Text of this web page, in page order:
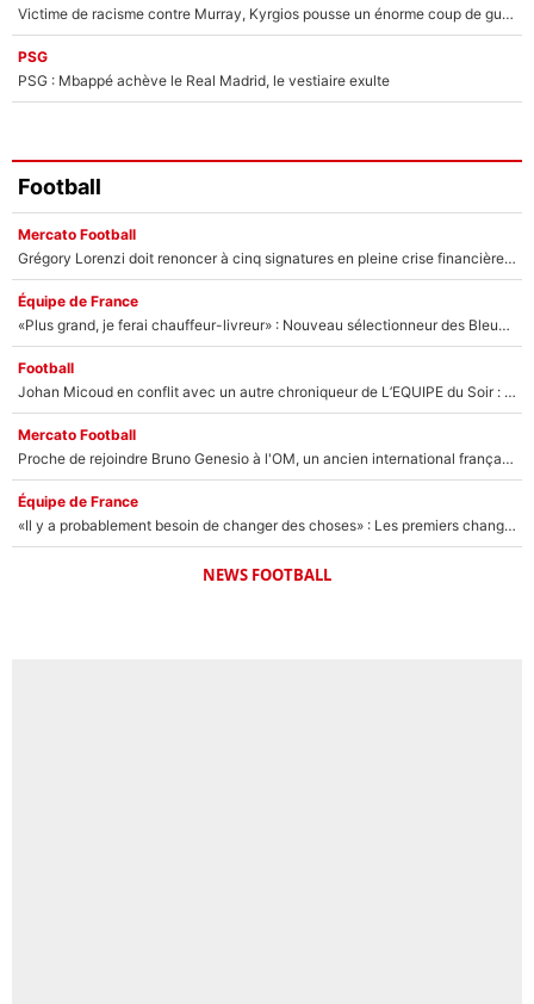
Victime de racisme contre Murray, Kyrgios pousse un énorme coup de gueule !
PSG
PSG : Mbappé achève le Real Madrid, le vestiaire exulte
Football
Mercato Football
Grégory Lorenzi doit renoncer à cinq signatures en pleine crise financière : L’IA propose sept noms à l’OM pour un mercato réussi... à seulement 5M€ !
Équipe de France
«Plus grand, je ferai chauffeur-livreur» : Nouveau sélectionneur des Bleus, Zinédine Zidane s’était imaginé un avenir très différent lorsqu'il était enfant
Football
Johan Micoud en conflit avec un autre chroniqueur de L’EQUIPE du Soir : «Pendant un moment, je ne les ai pas remis ensemble dans l'émission»
Mercato Football
Proche de rejoindre Bruno Genesio à l'OM, un ancien international français va finalement débarquer... sur RMC !
Équipe de France
«Il y a probablement besoin de changer des choses» : Les premiers changements de Zinedine Zidane en équipe de France sont révélés ?
NEWS FOOTBALL